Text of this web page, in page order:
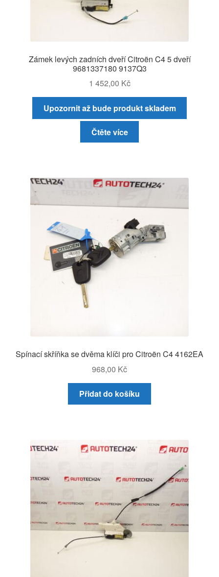
Zámek levých zadních dveří Citroën C4 5 dveří
9681337180 9137Q3
1 452,00 Kč
Upozornit až bude produkt skladem
Čtěte více
Spínací skříňka se dvěma klíči pro Citroën C4 4162EA
968,00 Kč
Přidat do košíku